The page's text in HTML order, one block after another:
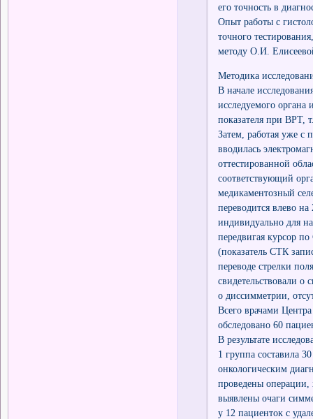
его точность в
Опыт работы с
точного
методу О.И.
Методика
В начале
исследуемого органа
показателя при ВРТ,
Затем, работая уже с
вводилась
оттестированной
соответствующий
медикаментозный
переводится влево
индивидуально для
передвигая курсор
(показатель СТК
переводе стрелки
свидетельствовали
о диссимметрии,
Всего врачами
обследовано 60
В результате
1 группа составила
онкологическим
проведены
выявлены очаги
у 12 пациенток с